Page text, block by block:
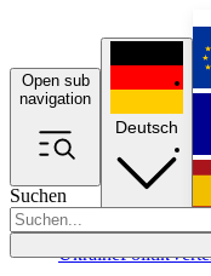
Open sub
navigation
Suchen
UkrainePolitik
Deutsch